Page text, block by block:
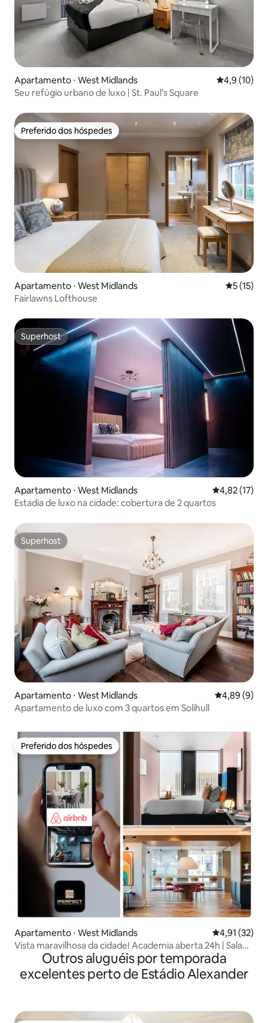
Apartamento ⋅ West Midlands 4,9 de uma
4,9 (10)
Seu refúgio urbano de luxo | St. Paul’s Square
Preferido dos hóspedes
Preferido dos hóspedes
Apartamento ⋅ West Midlands 5 de uma
5 (15)
Fairlawns Lofthouse
Superhost
Superhost
Apartamento ⋅ West Midlands 4,82 de uma
4,82 (17)
Estadia de luxo na cidade: cobertura de 2 quartos
Superhost
Superhost
Apartamento ⋅ West Midlands 4,89 de uma
4,89 (9)
Apartamento de luxo com 3 quartos em Solihull
Preferido dos hóspedes
Preferido dos hóspedes
Apartamento ⋅ West Midlands 4,91 de uma
4,91 (32)
Vista maravilhosa da cidade! Academia aberta 24h | Sala
de cinemaOutros aluguéis por temporada
excelentes perto de Estádio Alexander